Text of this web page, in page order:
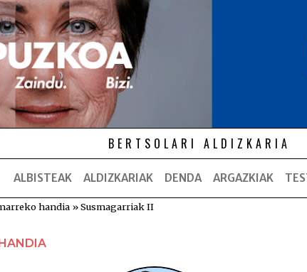
BERTSOLARI ALDIZKARIA
ALBISTEAK ALDIZKARIAK DENDA ARGAZKIAK
handia »Susmagarriak II